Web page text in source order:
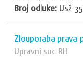
Broj odluke: Usž
Zlouporaba prava
Upravni sud RH